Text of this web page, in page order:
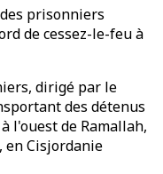
prisonniers
de cessez-le-feu à
dirigé par le
des détenus
l'ouest de Ramallah,
Cisjordanie